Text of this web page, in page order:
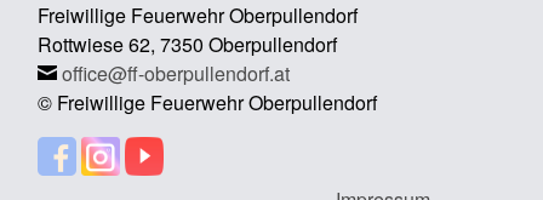
Freiwillige Feuerwehr Oberpullendorf
Rottwiese 62, 7350 Oberpullendorf
office@ff-oberpullendorf.at
© Freiwillige Feuerwehr Oberpullendorf